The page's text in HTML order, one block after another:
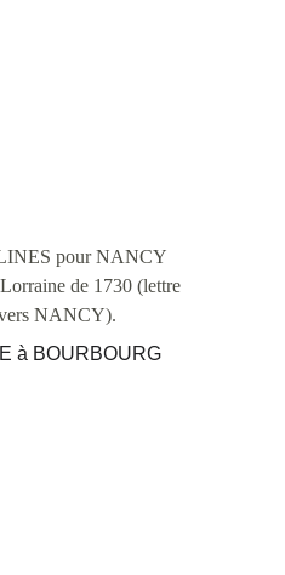
pour NANCY
de 1730 (lettre
NANCY).